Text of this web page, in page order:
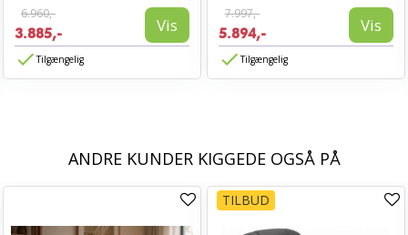
6.960,-
3.885,- Vis
Tilgængelig
7.997,-
5.894,- Vis
Tilgængelig
ANDRE KUNDER KIGGEDE OGSÅ PÅ
TILBUD